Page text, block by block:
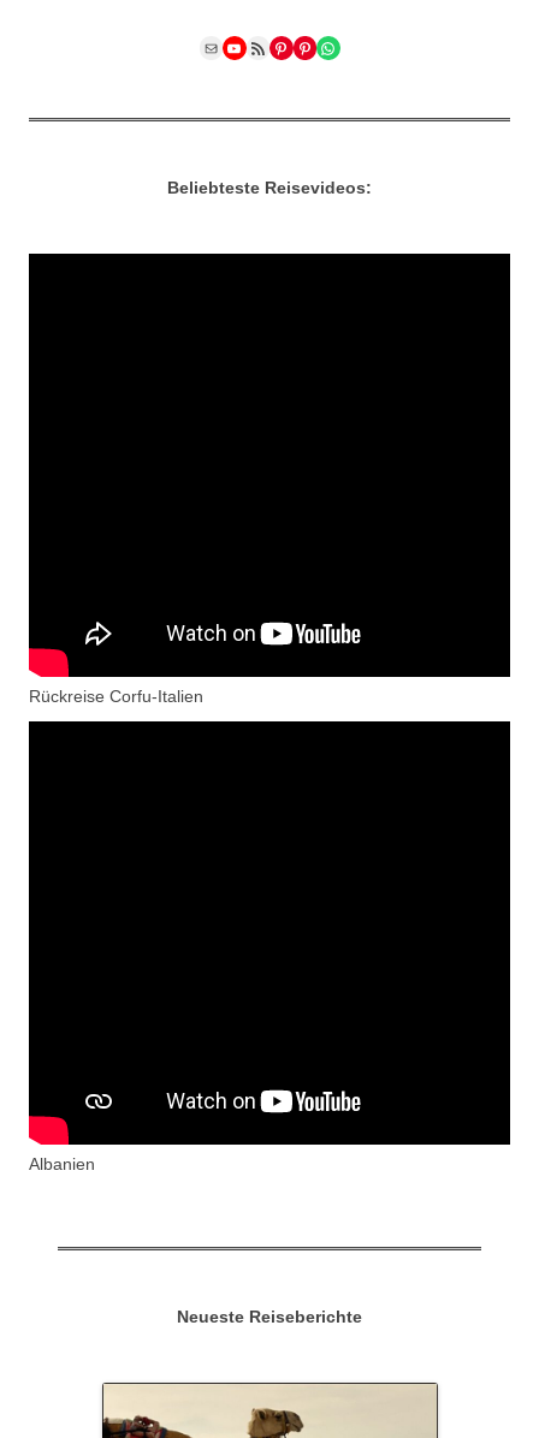
MailYouTube
RSS FeedPinterest
Pinterest
WhatsApp
Beliebteste Reisevideos:
Rückreise Corfu-Italien
Albanien
Neueste Reiseberichte